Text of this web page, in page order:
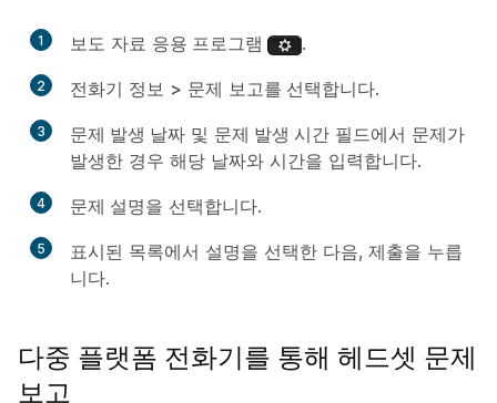
1 보도 자료 응용 프로그램 .
2 전화기 정보 > 문제 보고를 선택합니다.
3 문제 발생 날짜 및 문제 발생 시간 필드에서 문제가
발생한 경우 해당 날짜와 시간을 입력합니다.
4 문제 설명을 선택합니다.
5 표시된 목록에서 설명을 선택한 다음, 제출을 누릅
니다.
다중 플랫폼 전화기를 통해 헤드셋 문제
보고